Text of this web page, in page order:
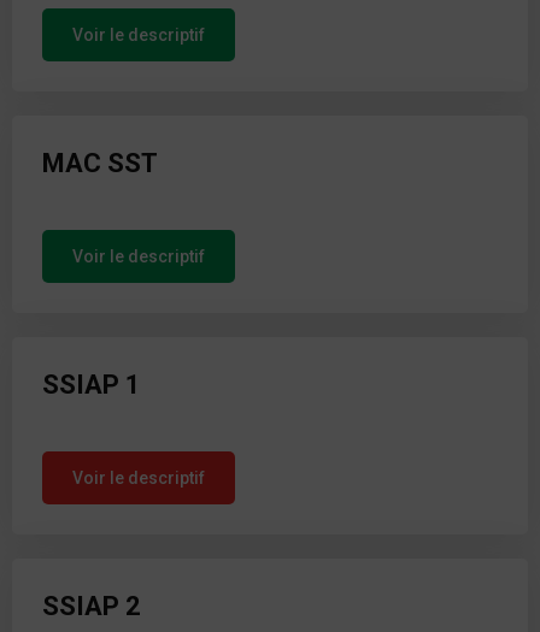
Voir le descriptif
MAC SST
Voir le descriptif
SSIAP 1
Voir le descriptif
SSIAP 2